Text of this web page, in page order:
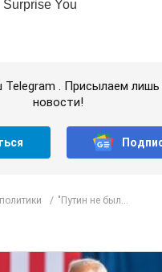
. Присылаем лишь
новости!
"Путин не был...